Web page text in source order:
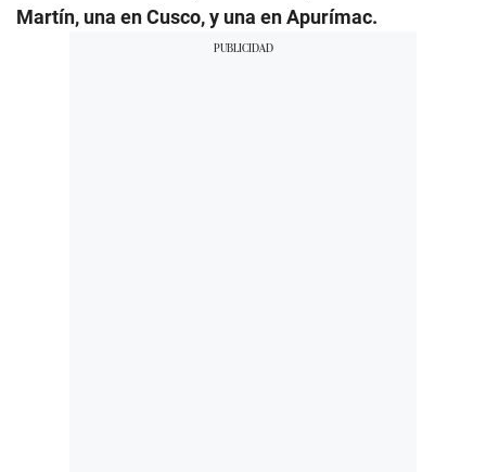
Martín, una en Cusco, y una en Apurímac.